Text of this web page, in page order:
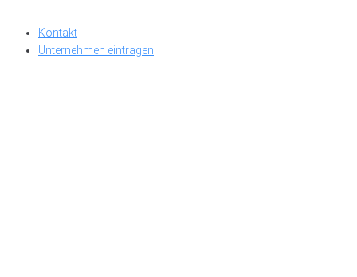
Kontakt
Unternehmen eintragen